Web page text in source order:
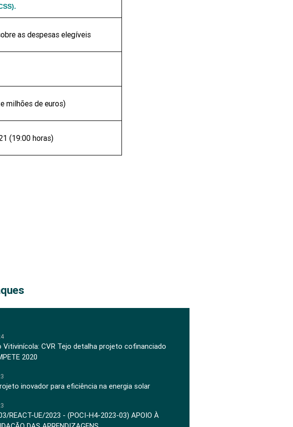
as despesas elegíveis
milhões de euros)
(19:00 horas)
Vitivinícola: CVR Tejo detalha projeto cofinanciado
2020
inovador para eficiência na energia solar
REACT-UE/2023 - (POCI-H4-2023-03) APOIO À